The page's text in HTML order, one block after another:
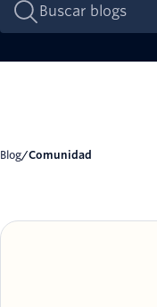
Blog/ Comunidad